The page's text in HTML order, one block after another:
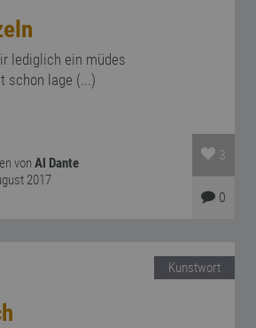
lediglich ein müdes
schon lage (...)
vonAl Dante
2017
3
0
Kunstwort